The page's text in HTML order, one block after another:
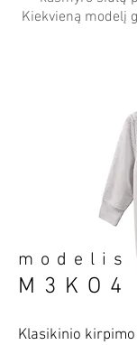
Kiekvieną modelį
Klasikinio
modelis
M3KO4